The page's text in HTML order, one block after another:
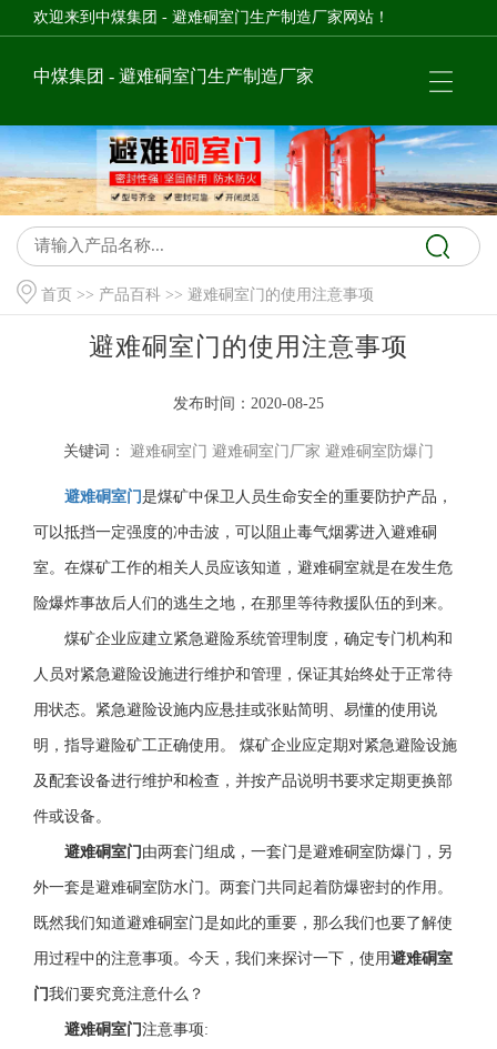
欢迎来到中煤集团 - 避难硐室门生产制造厂家网站！
中煤集团 - 避难硐室门生产制造厂家
首页 >> 产品百科 >> 避难硐室门的使用注意事项
避难硐室门的使用注意事项
发布时间：2020-08-25
关键词： 避难硐室门 避难硐室门厂家 避难硐室防爆门
避难硐室门是煤矿中保卫人员生命安全的重要防护产品，
可以抵挡一定强度的冲击波，可以阻止毒气烟雾进入避难硐
室。在煤矿工作的相关人员应该知道，避难硐室就是在发生危
险爆炸事故后人们的逃生之地，在那里等待救援队伍的到来。
煤矿企业应建立紧急避险系统管理制度，确定专门机构和
人员对紧急避险设施进行维护和管理，保证其始终处于正常待
用状态。紧急避险设施内应悬挂或张贴简明、易懂的使用说
明，指导避险矿工正确使用。 煤矿企业应定期对紧急避险设施
及配套设备进行维护和检查，并按产品说明书要求定期更换部
件或设备。
避难硐室门 由两套门组成，一套门是避难硐室防爆门，另
外一套是避难硐室防水门。两套门共同起着防爆密封的作用。
既然我们知道避难硐室门是如此的重要，那么我们也要了解使
用过程中的注意事项。今天，我们来探讨一下，使用避难硐室
门我们要究竟注意什么？
避难硐室门注意事项: